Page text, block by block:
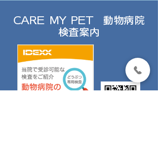
CARE MY PET 動物病院
検査案内